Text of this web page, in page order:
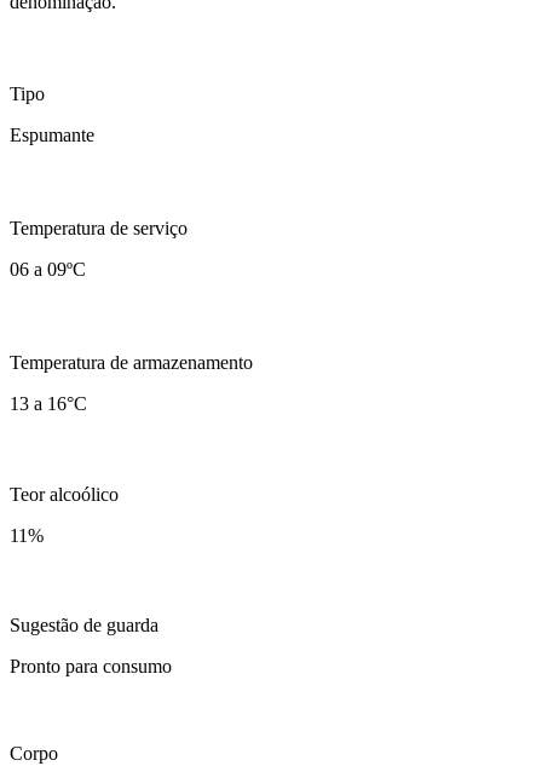
Tipo
Espumante
Temperatura de serviço
06 a 09ºC
Temperatura de armazenamento
13 a 16°C
Teor alcoólico
11%
Sugestão de guarda
Pronto para consumo
Corpo